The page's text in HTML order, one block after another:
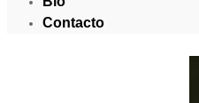
Contacto